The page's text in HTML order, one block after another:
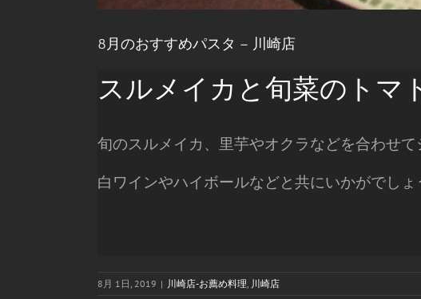
8月のおすすめパスタ – 川崎店
スルメイカと旬菜のトマ
旬のスルメイカ、里芋やオクラなどを合わせ
白ワインやハイボールなどと共にいかがでしょ
8月 1日, 2019 | 川崎店-お薦め料理, 川崎店